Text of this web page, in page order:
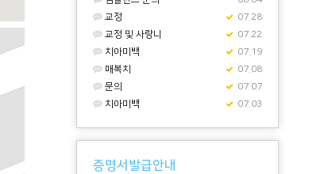
07.28
교정
07.22
교정 및 사랑니
07.19
치아미백
07.08
매복치
07.07
문의
07.03
치아미백
증명서발급안내